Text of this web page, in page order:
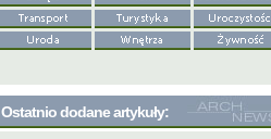
Ostatnio dodane artykuły: